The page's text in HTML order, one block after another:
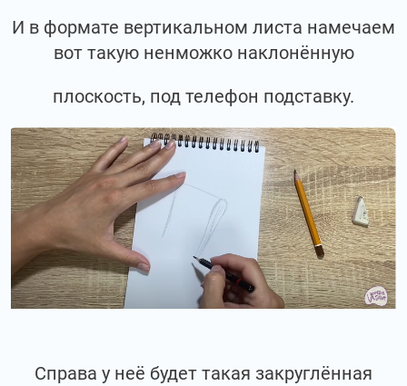
И в формате вертикальном листа намечаем
вот такую ненможко наклонённую
плоскость, под телефон подставку.
Справа у неё будет такая закруглённая